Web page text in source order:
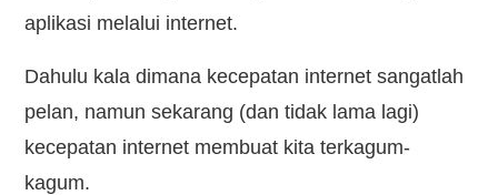
aplikasi melalui internet.
Dahulu kala dimana kecepatan internet sangatlah
pelan, namun sekarang (dan tidak lama lagi)
kecepatan internet membuat kita terkagum-
kagum.